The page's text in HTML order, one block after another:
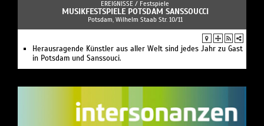
EREIGNISSE / Festspiele
MUSIKFESTSPIELE POTSDAM SANSSOUCCI
Potsdam, Wilhelm Staab Str. 10/11
Herausragende Künstler aus aller Welt sind jedes Jahr zu Gast
in Potsdam und Sanssouci.